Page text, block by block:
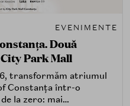
EVENIMENTE
Două
Park Mall
transformăm atriumul
Constanța într-o
la zero: mai